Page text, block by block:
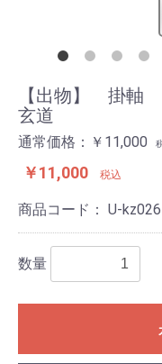
【出物】 掛軸
玄道
通常価格：￥11,000
￥11,000 税込
商品コード： U-
数量